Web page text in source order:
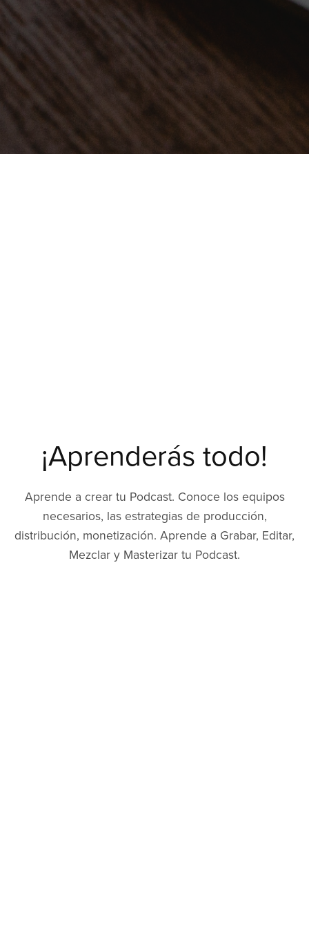
¡Aprenderás todo!
Aprende a crear tu Podcast. Conoce los equipos
necesarios, las estrategias de producción,
distribución, monetización. Aprende a Grabar, Editar,
Mezclar y Masterizar tu Podcast.